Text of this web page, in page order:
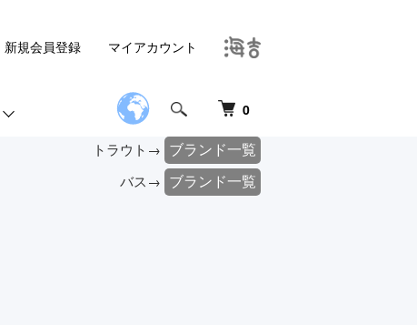
0
新規会員登録 マイアカウント
トラウト→ ブランド一覧
バス→ ブランド一覧